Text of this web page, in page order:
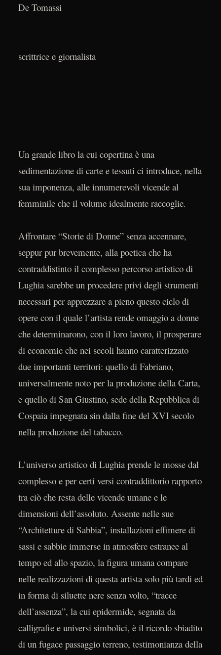
De Tomassi
scrittrice e giornalista
Un grande libro la cui copertina è una
sedimentazione di carte e tessuti ci introduce, nella
sua imponenza, alle innumerevoli vicende al
femminile che il volume idealmente raccoglie.
Affrontare “Storie di Donne” senza accennare,
seppur pur brevemente, alla poetica che ha
contraddistinto il complesso percorso artistico di
Lughia sarebbe un procedere privi degli strumenti
necessari per apprezzare a pieno questo ciclo di
opere con il quale l’artista rende omaggio a donne
che determinarono, con il loro lavoro, il prosperare
di economie che nei secoli hanno caratterizzato
due importanti territori: quello di Fabriano,
universalmente noto per la produzione della Carta,
e quello di San Giustino, sede della Repubblica di
Cospaia impegnata sin dalla fine del XVI secolo
nella produzione del tabacco.
L’universo artistico di Lughia prende le mosse dal
complesso e per certi versi contraddittorio rapporto
tra ciò che resta delle vicende umane e le
dimensioni dell’assoluto. Assente nelle sue
“Architetture di Sabbia”, installazioni effimere di
sassi e sabbie immerse in atmosfere estranee al
tempo ed allo spazio, la figura umana compare
nelle realizzazioni di questa artista solo più tardi ed
in forma di siluette nere senza volto, “tracce
dell’assenza”, la cui epidermide, segnata da
calligrafie e universi simbolici, è il ricordo sbiadito
di un fugace passaggio terreno, testimonianza della